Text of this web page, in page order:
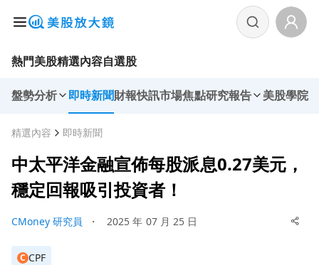
熱門美股精選內容自選股
盤勢分析 即時新聞財報快訊市場焦點研究報告 美股學院
精選內容 即時新聞
中太平洋金融宣佈每股派息0.27美元，
穩定回報吸引投資者！
CMoney 研究員 ・ 2025 年 07 月 25 日
C CPF